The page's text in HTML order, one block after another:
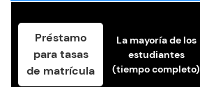
Préstamo
para tasas
de matrícula
La mayoría de los
estudiantes
(tiempo completo)